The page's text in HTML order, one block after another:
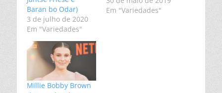
Baran bo Odar)
3 de julho de 2020
Em "Variedades"
Em "Variedades"
Millie Bobby Brown